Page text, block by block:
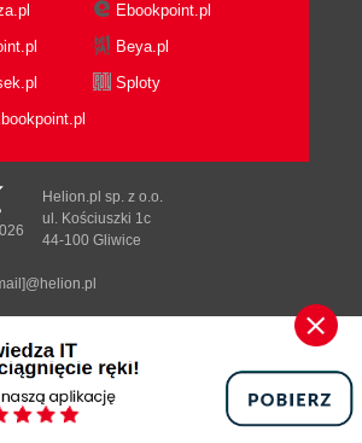
Ebookpoint.pl
Beya.pl
Sploty
Tonik.pl
Helion.pl sp. z o.o.
ul. Kościuszki 1c
44-100 Gliwice
Pełna wersja strony »